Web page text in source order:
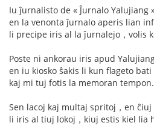
Iu ĵurnalisto de « Ĵurnalo Yalujiang
en la venonta ĵurnalo aperis lian
li precipe iris al la ĵurnalejo，volis
Poste ni ankorau iris apud
en iu kiosko ŝakis li kun flageto bati
kaj mi tuj fotis la memoran tempon.
Sen lacoj kaj multaj spritoj，en ĉiuj
li iris al tiuj lokoj，kiuj estis kiel lia